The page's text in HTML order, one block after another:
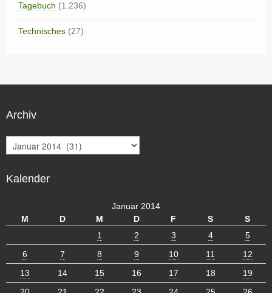
Tagebuch (1.236)
Technisches (27)
Archiv
r
h
Kalender
Januar 2014
M
D M D F S
S
1
2 3 4
5
6
7 8 9 10 11
12
13
14 15 16 17 18
19